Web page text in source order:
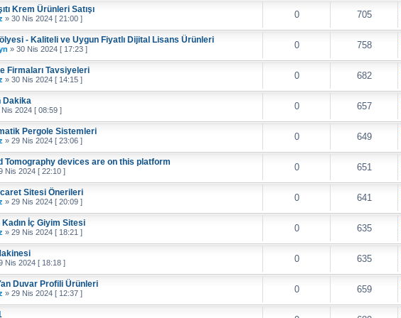
Krem Ürünleri Satışı
» 30 Nis 2024 [ 21:00 ] 0 705
- Kaliteli ve Uygun Fiyatlı Dijital Lisans Ürünleri
» 30 Nis 2024 [ 17:23 ] 0 758
Firmaları Tavsiyeleri
» 30 Nis 2024 [ 14:15 ] 0 682
Dakika
Nis 2024 [ 08:59 ] 0 657
Pergole Sistemleri
» 29 Nis 2024 [ 23:06 ] 0 649
Tomography devices are on this platform
Nis 2024 [ 22:10 ] 0 651
Sitesi Önerileri
» 29 Nis 2024 [ 20:09 ] 0 641
İç Giyim Sitesi
» 29 Nis 2024 [ 18:21 ] 0 635
Nis 2024 [ 18:18 ] 0 635
Duvar Profili Ürünleri
» 29 Nis 2024 [ 12:37 ] 0 659